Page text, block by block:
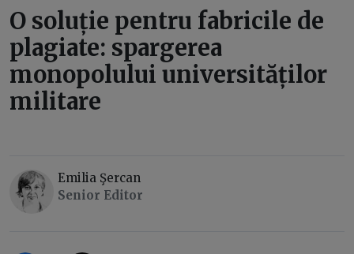
O soluție pentru fabricile de
plagiate: spargerea
monopolului universităților
militare
Emilia Şercan
Senior Editor